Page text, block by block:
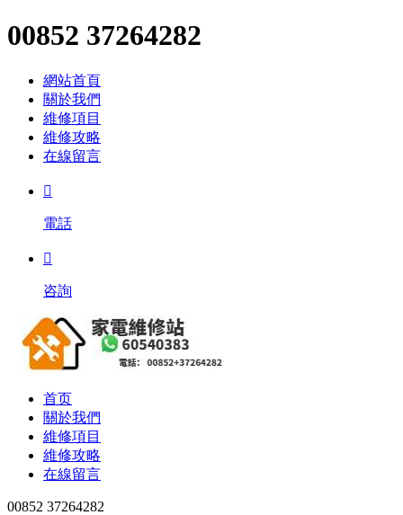
00852 37264282
網站首頁
關於我們
維修項目
維修攻略
在線留言

電話

咨詢
首页
關於我們
維修項目
維修攻略
在線留言
00852 37264282